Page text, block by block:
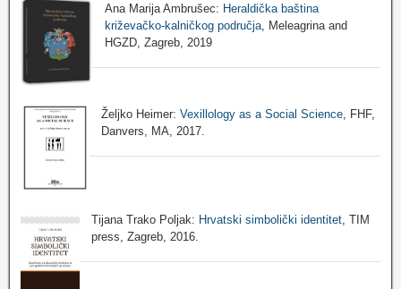
Ana Marija Ambrušec: Heraldička baština
križevačko-kalničkog područja, Meleagrina and
HGZD, Zagreb, 2019
Željko Heimer:Vexillology as a Social Science , FHF,
Danvers, MA, 2017.
Tijana Trako Poljak: Hrvatski simbolički identitet , TIM
press, Zagreb, 2016.